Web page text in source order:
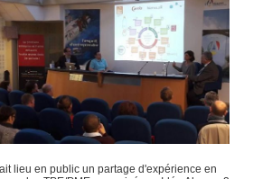
lieu en public un partage d'expérience en